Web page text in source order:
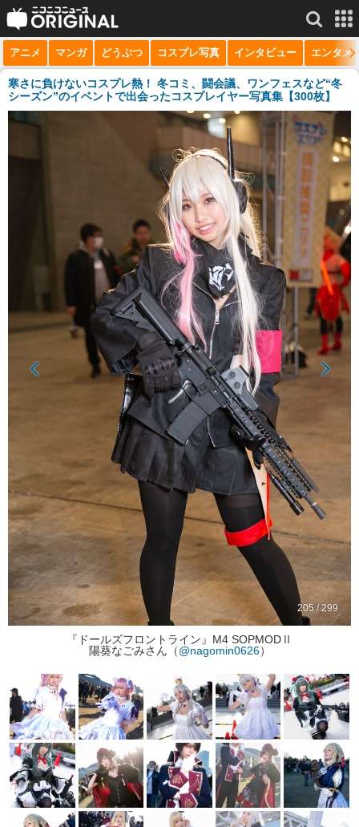
サービス一覧 もっと見る
niconico
アニメ マンガ どうぶつ コスプレ写真 インタビュー エンタメ
寒さに負けないコスプレ熱！ 冬コミ、闘会議、ワンフェスなど“冬
シーズン”のイベントで出会ったコスプレイヤー写真集【300枚】
205 / 299
『ドールズフロントライン』M4 SOPMODⅡ
陽葵なごみさん（@nagomin0626）